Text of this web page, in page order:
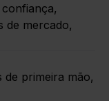
de mercado,
de primeira mão,